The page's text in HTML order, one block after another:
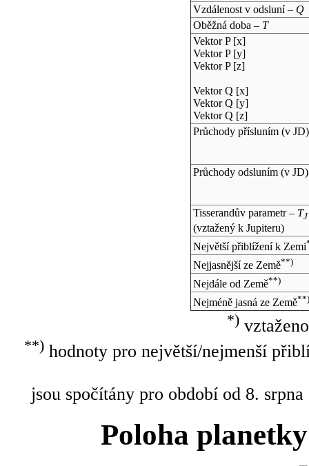
Vzdálenost v odsluní – Q
Oběžná doba – T
Vektor P [x]
Vektor P [y]
Vektor P [z]
Vektor Q [x]
Vektor Q [y]
Vektor Q [z]
Průchody přísluním (v JD)
Průchody odsluním (v JD)
Tisserandův parametr – TJ
(vztažený k Jupiteru)
Největší přiblížení k Zemi
Nejjasnější ze Země**)
Nejdále od Země**)
Nejméně jasná ze Země**)
*)
**)hodnoty pro největší/nejmenší
jsou spočítány pro období od 8.
Poloha